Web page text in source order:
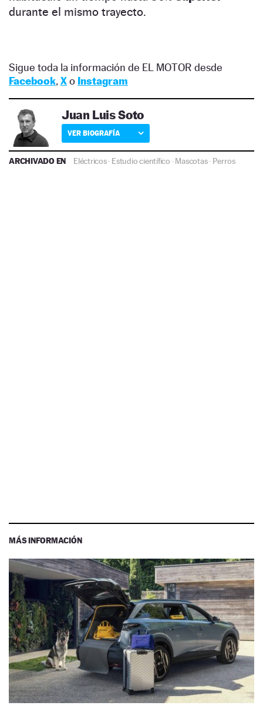
durante el mismo trayecto.
Sigue toda la información de EL MOTOR desde
Facebook, Xo Instagram
Juan Luis Soto
VER BIOGRAFÍA
ARCHIVADO EN Eléctricos· Estudio científico ·Mascotas· Perros
MÁS INFORMACIÓN